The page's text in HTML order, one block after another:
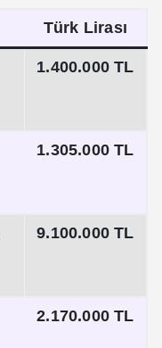
Türk Lirası
1.400.000 TL
1.305.000 TL
9.100.000 TL
2.170.000 TL